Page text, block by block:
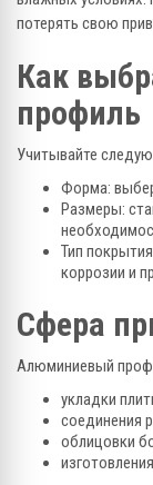
потерять свою
Как
профиль
Учитывайте
Форма:
Размеры:
Тип
коррозии и
Сфера
Алюминиевый
укладки
соединения
облицовки